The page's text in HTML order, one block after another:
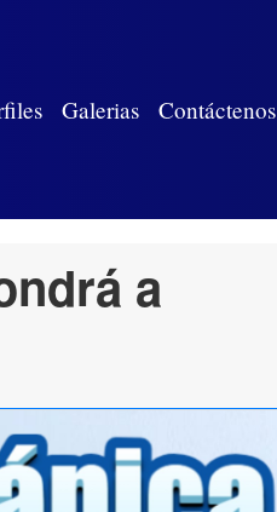
Galerias Contáctenos
a